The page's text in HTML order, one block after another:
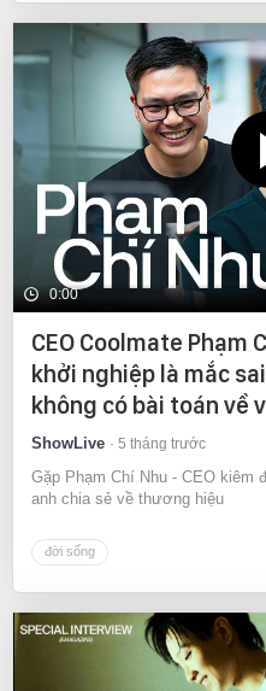
0:00
CEO Coolmate Phạm
khởi nghiệp là mắc
không có bài toán về
ShowLive 5 tháng trước
Gặp Phạm Chí Nhu - CEO kiêm
anh chia sẻ về thương hiệu
đời sống